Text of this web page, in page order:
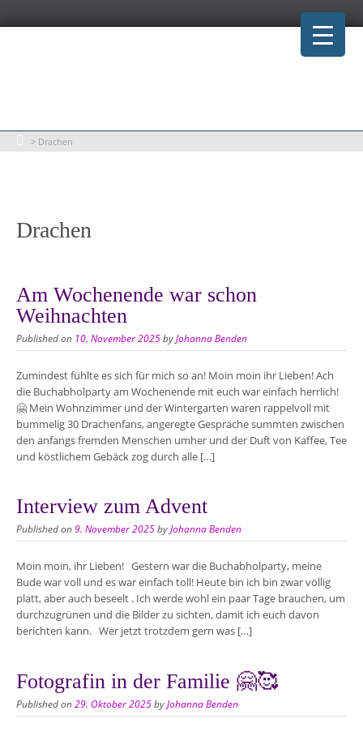
> Drachen
Drachen
Am Wochenende war schon
Weihnachten
Published on 10. November 2025byJohanna Benden
Zumindest fühlte es sich für mich so an! Moin moin ihr Lieben! Ach
die Buchabholparty am Wochenende mit euch war einfach herrlich!
🤗 Mein Wohnzimmer und der Wintergarten waren rappelvoll mit
bummelig 30 Drachenfans, angeregte Gespräche summten zwischen
den anfangs fremden Menschen umher und der Duft von Kaffee, Tee
und köstlichem Gebäck zog durch alle […]
Interview zum Advent
Published on9. November 2025byJohanna Benden
Moin moin, ihr Lieben! Gestern war die Buchabholparty, meine
Bude war voll und es war einfach toll! Heute bin ich bin zwar völlig
platt, aber auch beseelt . Ich werde wohl ein paar Tage brauchen, um
durchzugrünen und die Bilder zu sichten, damit ich euch davon
berichten kann. Wer jetzt trotzdem gern was […]
Fotografin in der Familie 🤗🥰
Published on29. Oktober 2025byJohanna Benden